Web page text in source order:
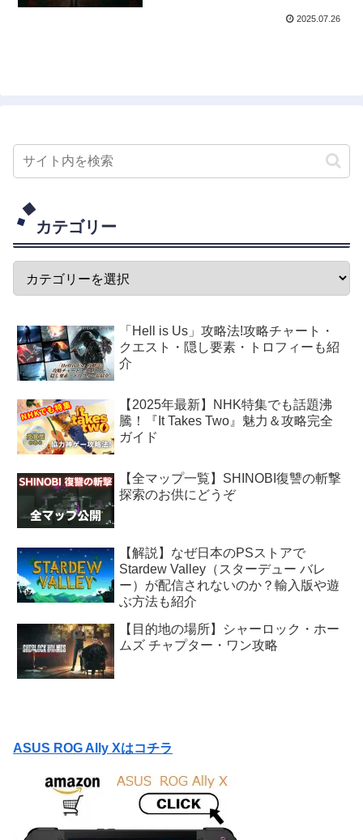
2025.07.26
カテゴリー
「Hell is Us」攻略法!攻略チャート・
クエスト・隠し要素・トロフィーも紹
介
【2025年最新】NHK特集でも話題沸
騰！『It Takes Two』魅力＆攻略完全
ガイド
【全マップ一覧】SHINOBI復讐の斬撃
探索のお供にどうぞ
【解説】なぜ日本のPSストアで
Stardew Valley（スターデュー バレ
ー）が配信されないのか？輸入版や遊
ぶ方法も紹介
【目的地の場所】シャーロック・ホー
ムズ チャプター・ワン攻略
ASUS ROG Ally Xはコチラ